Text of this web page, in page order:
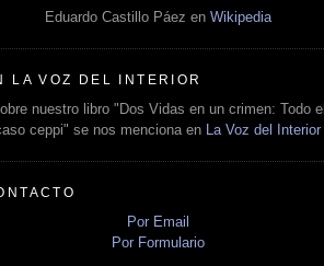
Eduardo Castillo Páez en Wikipedia
LA VOZ DEL INTERIOR
nuestro libro "Dos Vidas en un crimen: Todo el
ceppi" se nos menciona en
La Voz del Interior
Por Email
Por Formulario